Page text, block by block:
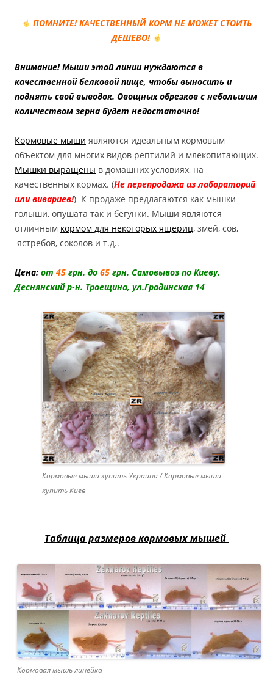
ПОМНИТЕ! КАЧЕСТВЕННЫЙ КОРМ НЕ МОЖЕТ СТОИТЬ
ДЕШЕВО!
Внимание!Мыши этой линиинуждаются в
качественной белковой пище, чтобы выносить и
поднять свой выводок. Овощных обрезков с небольшим
количеством зерна будет недостаточно!
Кормовые мыши являются идеальным кормовым
объектом для многих видов рептилий и млекопитающих.
Мышки выращены в домашних условиях, на
качественных кормах. (Не перепродажа из лабораторий
или вивариев!) К продаже предлагаются как мышки
голыши, опушата так и бегунки. Мыши являются
отличным кормом для некоторых ящериц, змей, сов,
ястребов, соколов и т.д..
Цена: от 45 грн. до 65 грн. Самовывоз по Киеву.
Деснянский р-н. Троещина, ул.Градинская 14
Кормовые мыши купить Украина / Кормовые мыши
купить Киев
Таблица размеров кормовых мышей
Кормовая мышь линейка